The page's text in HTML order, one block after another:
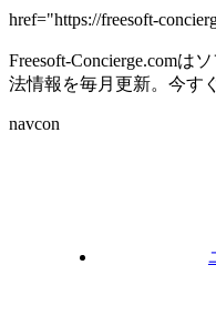
href="https://freesoft-
Freesoft-Concierge.comは
法情報を毎月更新。今す
navcon